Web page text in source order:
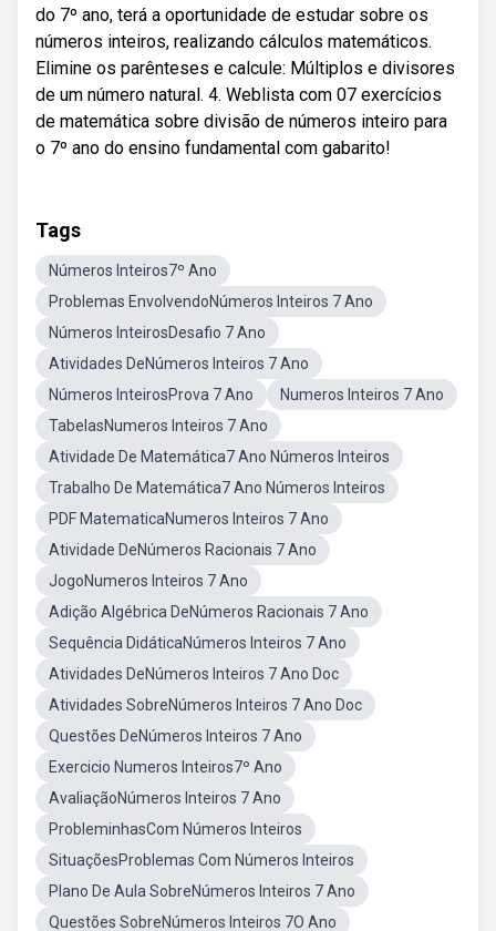
do 7º ano, terá a oportunidade de estudar sobre os
números inteiros, realizando cálculos matemáticos.
Elimine os parênteses e calcule: Múltiplos e divisores
de um número natural. 4. Weblista com 07 exercícios
de matemática sobre divisão de números inteiro para
o 7º ano do ensino fundamental com gabarito!
Tags
Números Inteiros7º Ano
Problemas EnvolvendoNúmeros Inteiros 7 Ano
Números InteirosDesafio 7 Ano
Atividades DeNúmeros Inteiros 7 Ano
Números InteirosProva 7 Ano
Numeros Inteiros 7 Ano
TabelasNumeros Inteiros 7 Ano
Atividade De Matemática7 Ano Números Inteiros
Trabalho De Matemática7 Ano Números Inteiros
PDF MatematicaNumeros Inteiros 7 Ano
Atividade DeNúmeros Racionais 7 Ano
JogoNumeros Inteiros 7 Ano
Adição Algébrica DeNúmeros Racionais 7 Ano
Sequência DidáticaNúmeros Inteiros 7 Ano
Atividades DeNúmeros Inteiros 7 Ano Doc
Atividades SobreNúmeros Inteiros 7 Ano Doc
Questões DeNúmeros Inteiros 7 Ano
Exercicio Numeros Inteiros7º Ano
AvaliaçãoNúmeros Inteiros 7 Ano
ProbleminhasCom Números Inteiros
SituaçõesProblemas Com Números Inteiros
Plano De Aula SobreNúmeros Inteiros 7 Ano
Questões SobreNúmeros Inteiros 7O Ano